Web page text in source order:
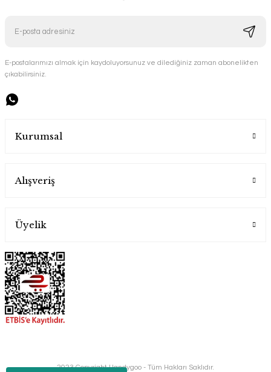
Tombul Metalik Döküm Karabiber Değirmeni
Tombul Sarı Döküm Karabiber Değirmeni
E-postalarımızı almak için kaydoluyorsunuz ve dilediğiniz zaman abonelikten
çıkabilirsiniz.
Kurumsal
Alışveriş
Üyelik
2023 Copyright Handygoo - Tüm Hakları Saklıdır.